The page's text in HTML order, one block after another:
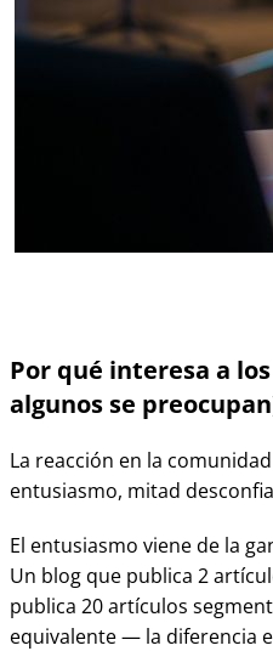
Por qué interesa a
algunos se
La reacción en la
entusiasmo, mitad
El entusiasmo viene de la
Un blog que publica 2
publica 20 artículos
equivalente — la diferencia